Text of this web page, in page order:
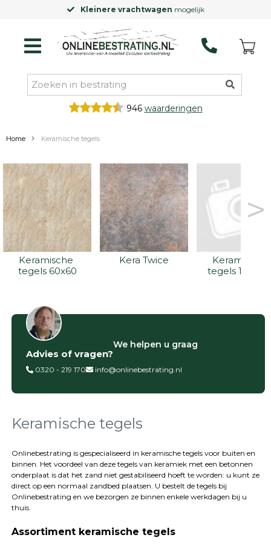
Laagste prijsgarantie
946 waarderingen
Home Keramische tegels
Keramische
tegels 60x60
Kera Twice
Keramische
tegels
>
Filter op
Categorieën
Betontegels
tegels
Natuursteen
Terrastegels
Tuintegels
Stoeptegels
Buitentegels
Balkontegels
Sierbestrating
Advies of vragen?
We helpen u graag
0320 - 219 170 info@onlinebestrating.nl
Keramische tegels
Onlinebestrating is gespecialiseerd in keramische tegels voor buiten en
binnen. Het voordeel van deze tegels van keramiek met een betonnen
onderplaat is dat het zand niet gestabiliseerd hoeft te worden: u kunt ze
direct op een normaal zandbed plaatsen. U bestelt de tegels bij
Onlinebestrating en we bezorgen ze binnen enkele werkdagen bij u
thuis.
Assortiment keramische tegels